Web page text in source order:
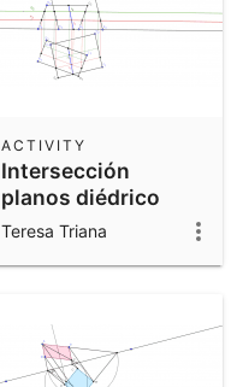
Intersección
planos diédrico
directo
ACTIVITY
Teresa Triana